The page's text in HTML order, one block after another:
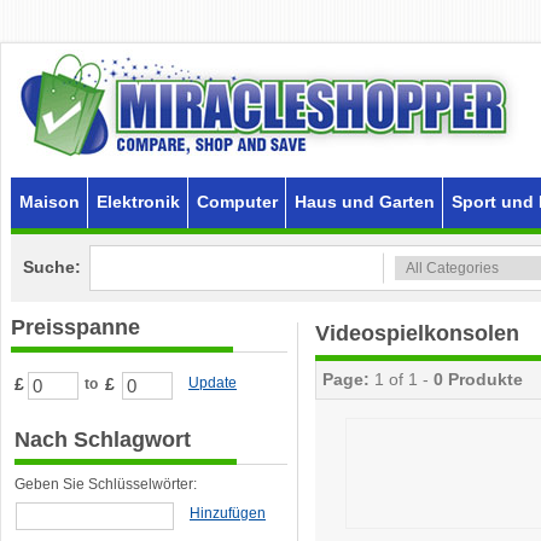
Maison Elektronik Computer Haus und Garten Sport und
Suche:
Preisspanne
£ to £ Update
Nach Schlagwort
Geben Sie Schlüsselwörter:
Hinzufügen
Videospielkonsolen
Page: 1 of 1 - 0 Produkte